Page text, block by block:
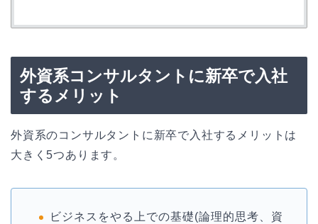
外資系コンサルタントに新卒で入社
するメリット
外資系のコンサルタントに新卒で入社するメリットは
大きく5つあります。
ビジネスをやる上での基礎(論理的思考、資